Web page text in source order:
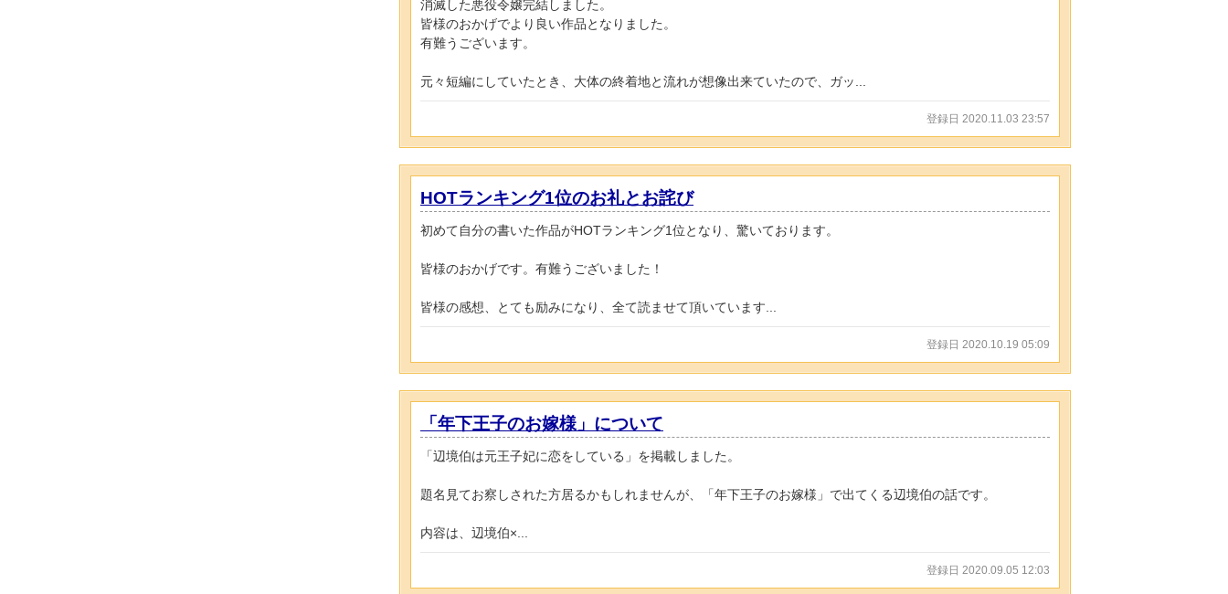
消滅した悪役令嬢完結しました。
皆様のおかげでより良い作品となりました。
有難うございます。
元々短編にしていたとき、大体の終着地と流れが想像出来ていたので、ガッ...
登録日 2020.11.03 23:57
HOTランキング1位のお礼とお詫び
初めて自分の書いた作品がHOTランキング1位となり、驚いております。
皆様のおかげです。有難うございました！
皆様の感想、とても励みになり、全て読ませて頂いています...
登録日 2020.10.19 05:09
「年下王子のお嫁様」について
「辺境伯は元王子妃に恋をしている」を掲載しました。
題名見てお察しされた方居るかもしれませんが、「年下王子のお嫁様」で出てくる辺境伯の話です。
内容は、辺境伯×...
登録日 2020.09.05 12:03